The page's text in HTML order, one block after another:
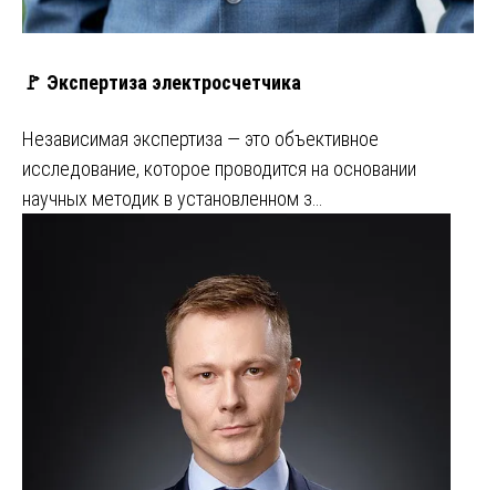
🚩 Экспертиза электросчетчика
Независимая экспертиза ― это объективное
исследование, которое проводится на основании
научных методик в установленном з…